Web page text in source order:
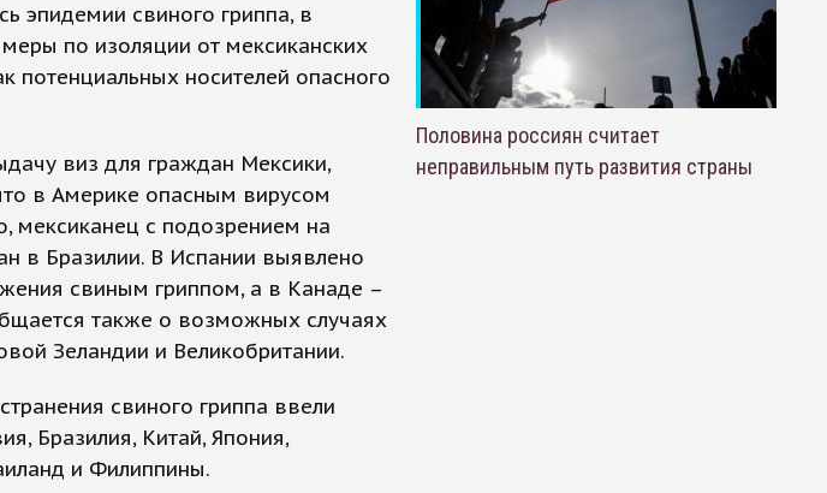
эпидемии свиного гриппа, в
по изоляции от мексиканских
потенциальных носителей опасного
виз для граждан Мексики,
в Америке опасным вирусом
мексиканец с подозрением на
в Бразилии. В Испании выявлено
свиным гриппом, а в Канаде –
также о возможных случаях
Зеландии и Великобритании.
свиного гриппа ввели
Бразилия, Китай, Япония,
и Филиппины.
Половина россиян считает
неправильным путь развития страны